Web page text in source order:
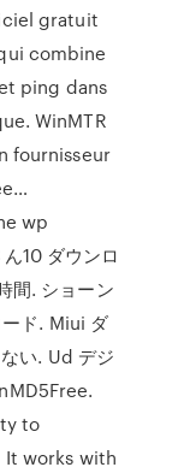
gratuit
combine
ping dans
WinMTR
fournisseur
wp
10 ダウンロ
間. ショーン
ド. Miui ダ
い. Ud デジ
to
It works with